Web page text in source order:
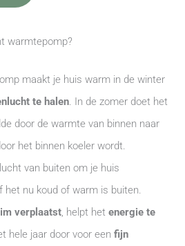
warmtepomp?
maakt je huis warm in de winter
te halen. In de zomer doet het
door de warmte van binnen naar
het binnen koeler wordt.
van buiten om je huis
het nu koud of warm is buiten.
verplaatst, helpt het energie te
hele jaar door voor een fijn